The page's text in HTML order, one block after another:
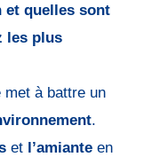
et quelles sont
les plus
à battre un
.
et l’amiante en